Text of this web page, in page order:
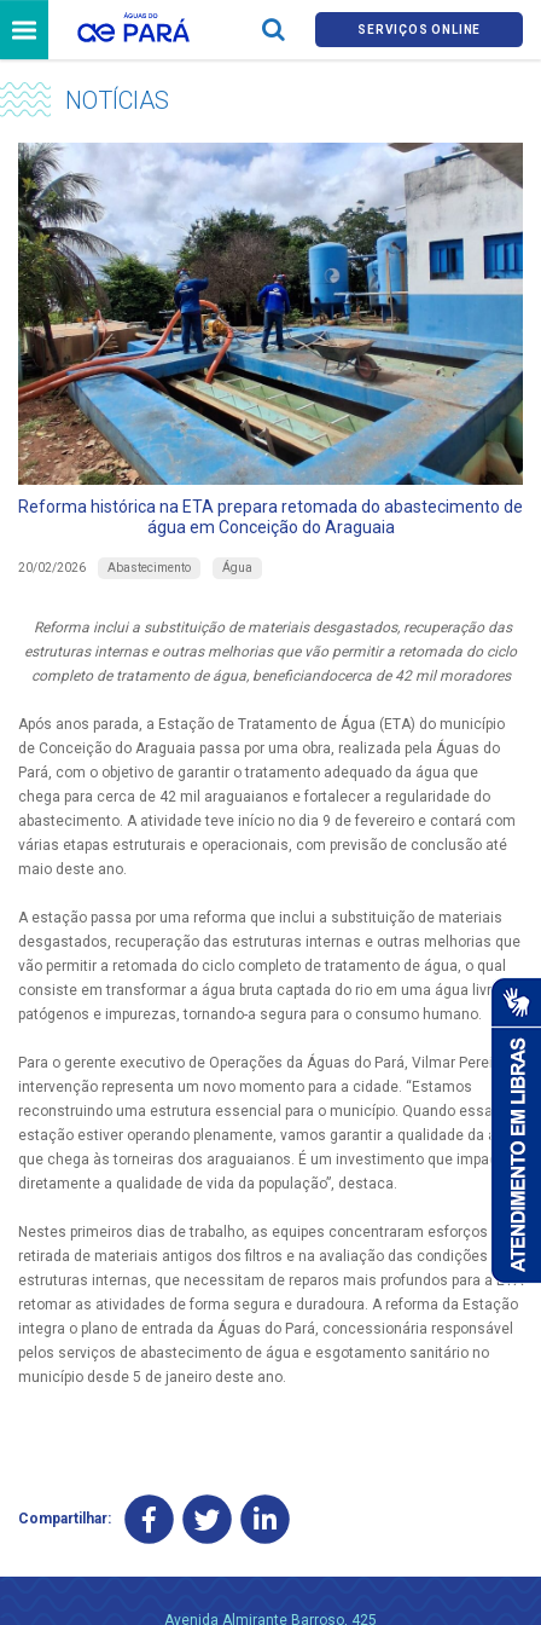
SERVIÇOS ONLINE
NOTÍCIAS
Reforma histórica na ETA prepara retomada do abastecimento de
água em Conceição do Araguaia
20/02/2026 Abastecimento Água
Reforma inclui a substituição de materiais desgastados, recuperação das
estruturas internas e outras melhorias que vão permitir a retomada do ciclo
completo de tratamento de água, beneficiandocerca de 42 mil moradores
Após anos parada, a Estação de Tratamento de Água (ETA) do município
de Conceição do Araguaia passa por uma obra, realizada pela Águas do
Pará, com o objetivo de garantir o tratamento adequado da água que
chega para cerca de 42 mil araguaianos e fortalecer a regularidade do
abastecimento. A atividade teve início no dia 9 de fevereiro e contará com
várias etapas estruturais e operacionais, com previsão de conclusão até
maio deste ano.
A estação passa por uma reforma que inclui a substituição de materiais
desgastados, recuperação das estruturas internas e outras melhorias que
vão permitir a retomada do ciclo completo de tratamento de água, o qual
consiste em transformar a água bruta captada do rio em uma água livre de
patógenos e impurezas, tornando-a segura para o consumo humano.
Para o gerente executivo de Operações da Águas do Pará, Vilmar Pereira, a
intervenção representa um novo momento para a cidade. “Estamos
reconstruindo uma estrutura essencial para o município. Quando essa
estação estiver operando plenamente, vamos garantir a qualidade da água
que chega às torneiras dos araguaianos. É um investimento que impacta
diretamente a qualidade de vida da população”, destaca.
Nestes primeiros dias de trabalho, as equipes concentraram esforços na
retirada de materiais antigos dos filtros e na avaliação das condições das
estruturas internas, que necessitam de reparos mais profundos para a ETA
retomar as atividades de forma segura e duradoura. A reforma da Estação
integra o plano de entrada da Águas do Pará, concessionária responsável
pelos serviços de abastecimento de água e esgotamento sanitário no
município desde 5 de janeiro deste ano.
Compartilhar:
Avenida Almirante Barroso, 425